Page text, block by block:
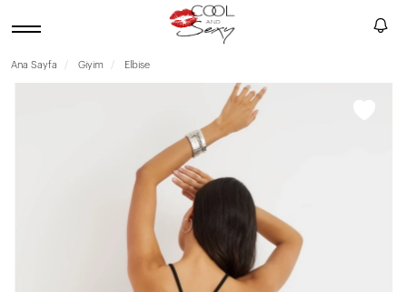
Ana Sayfa Giyim Elbise